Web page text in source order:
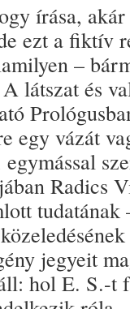
írása,
ezt a fiktív
–
látszat és
egy vázát
Radics
jegyeit
hol E. S.-t